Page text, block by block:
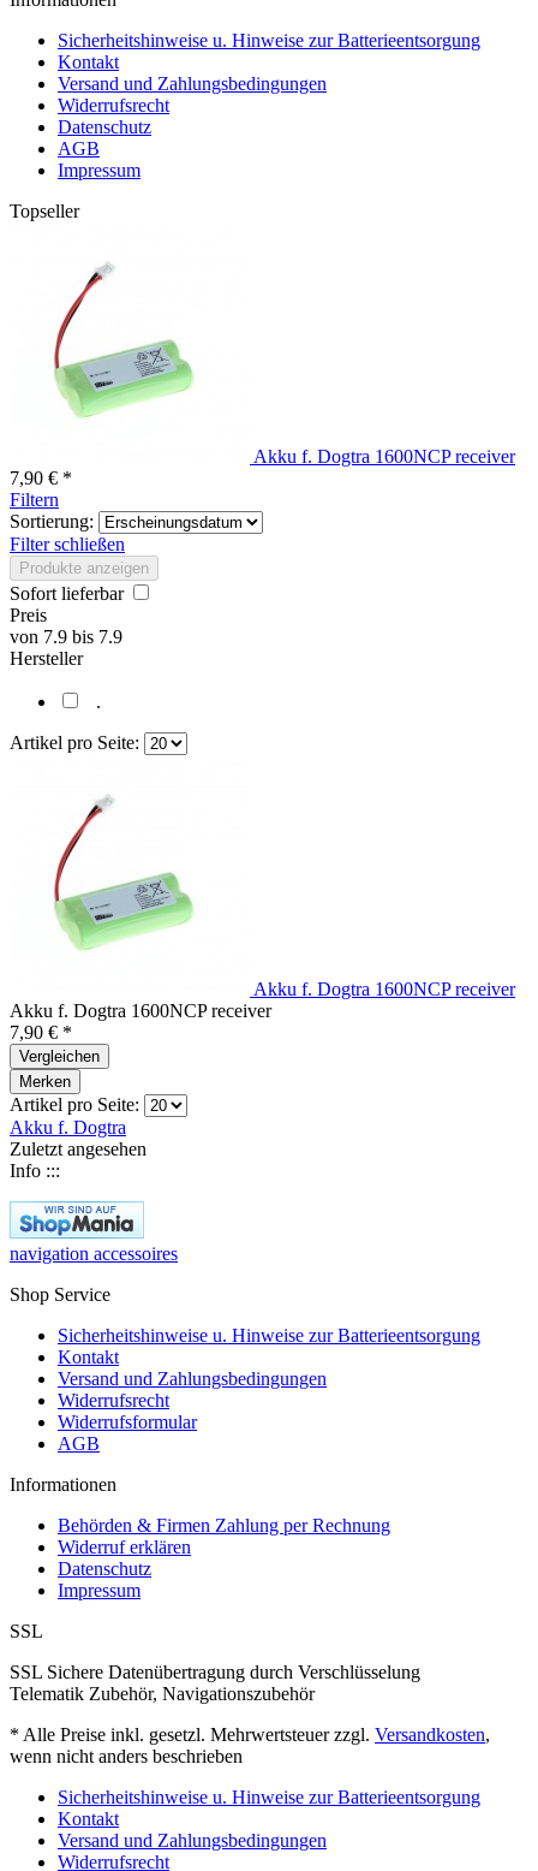
Sicherheitshinweise u. Hinweise zur Batterieentsorgung
Kontakt
Versand und Zahlungsbedingungen
Widerrufsrecht
Datenschutz
AGB
Impressum
Topseller
Akku f. Dogtra 1600NCP receiver
7,90 € *
Filtern
Sortierung:
Filter schließen
Produkte anzeigen
Sofort lieferbar
Preis
von 7.9 bis 7.9
Hersteller
.
Artikel pro Seite:
Akku f. Dogtra 1600NCP receiver
Akku f. Dogtra 1600NCP receiver
7,90 € *
Vergleichen
Merken
Artikel pro Seite:
Akku f. Dogtra
Zuletzt angesehen
Info :::
navigation accessoires
Shop Service
Sicherheitshinweise u. Hinweise zur Batterieentsorgung
Kontakt
Versand und Zahlungsbedingungen
Widerrufsrecht
Widerrufsformular
AGB
Informationen
Behörden & Firmen Zahlung per Rechnung
Widerruf erklären
Datenschutz
Impressum
SSL
SSL Sichere Datenübertragung durch Verschlüsselung
Telematik Zubehör, Navigationszubehör
* Alle Preise inkl. gesetzl. Mehrwertsteuer zzgl. Versandkosten,
wenn nicht anders beschrieben
Sicherheitshinweise u. Hinweise zur Batterieentsorgung
Kontakt
Versand und Zahlungsbedingungen
Widerrufsrecht